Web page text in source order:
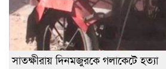
সাতক্ষীরায় দিনমজুরকে গলাকেটে হত্যা